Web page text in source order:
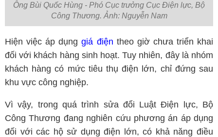
Ông Bùi Quốc Hùng - Phó Cục trưởng Cục Điện lực, Bộ
Công Thương. Ảnh: Nguyễn Nam
Hiện việc áp dụnggiá điện theo giờ chưa triển khai
đối với khách hàng sinh hoạt. Tuy nhiên, đây là nhóm
khách hàng có mức tiêu thụ điện lớn, chỉ đứng sau
khu vực công nghiệp.
Vì vậy, trong quá trình sửa đổi Luật Điện lực, Bộ
Công Thương đang nghiên cứu phương án áp dụng
đối với các hộ sử dụng điện lớn, có khả năng điều